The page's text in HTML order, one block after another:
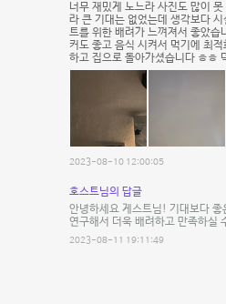
너무 재밌게 노느라 사진도 많이
라 큰 기대는 없었는데 생각보다
트를 위한 배려가 느껴져서 좋았습
커도 좋고 음식 시켜서 먹기에 최
하고 집으로 돌아가셨습니다 ㅎㅎ
2023-08-10 12:00:05
호스트님의 답글
안녕하세요 게스트님! 기대보다
연구해서 더욱 배려하고 만족하실
2023-08-11 19:11:49